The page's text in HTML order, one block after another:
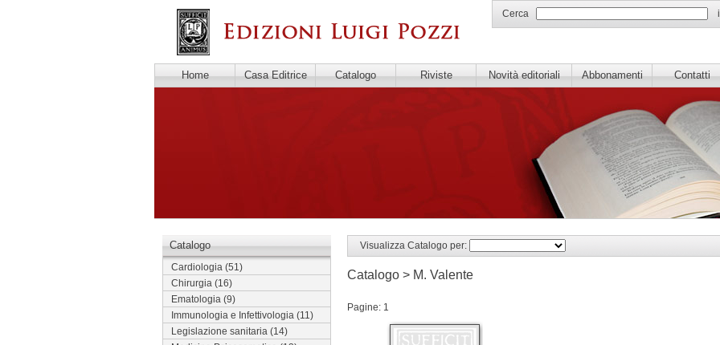
Cerca
Home Casa Editrice Catalogo Riviste Novità editoriali Abbonamenti Contatti
Catalogo
Cardiologia (51)
Chirurgia (16)
Ematologia (9)
Immunologia e Infettivologia (11)
Legislazione sanitaria (14)
Visualizza Catalogo per:
Catalogo > M. Valente
Pagine: 1